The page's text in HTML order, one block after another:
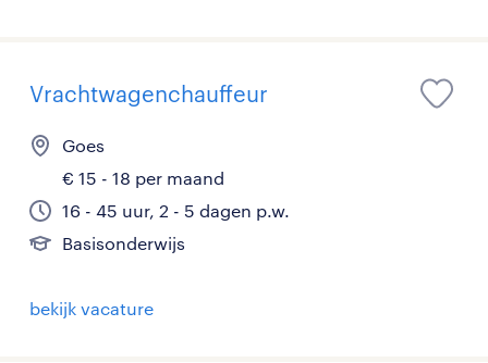
Vrachtwagenchauffeur
Goes
€ 15 - 18 per maand
16 - 45 uur, 2 - 5 dagen p.w.
Basisonderwijs
bekijk vacature